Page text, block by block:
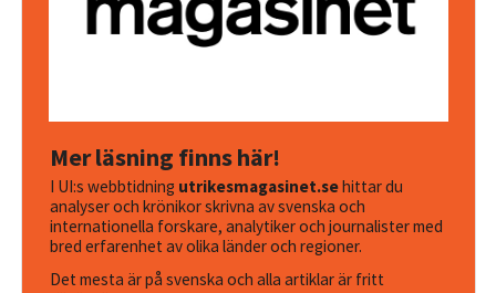
Mer läsning finns här!
I UI:s webbtidning utrikesmagasinet.sehittar du
analyser och krönikor skrivna av svenska och
internationella forskare, analytiker och journalister med
bred erfarenhet av olika länder och regioner.
Det mesta är på svenska och alla artiklar är fritt